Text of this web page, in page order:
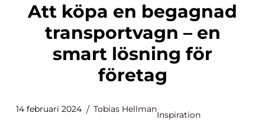
Att köpa en begagnad
transportvagn – en
smart lösning för
företag
14 februari 2024 Tobias Hellman
Inspiration